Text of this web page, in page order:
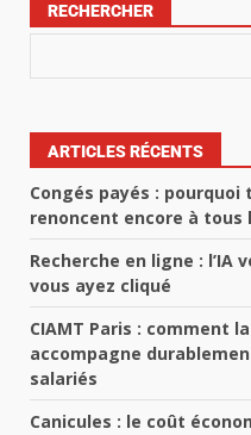
RECHERCHER
ARTICLES RÉCENTS
Congés payés :
renoncent encore à tous
Recherche en ligne : l’IA
vous ayez cliqué
CIAMT Paris : comment
accompagne
salariés
Canicules : le coût